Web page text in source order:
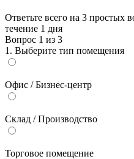
Ответьте всего на 3 простых
течение 1 дня
Вопрос 1 из 3
1. Выберите тип помещения
Офис / Бизнес-центр
Склад / Производство
Торговое помещение